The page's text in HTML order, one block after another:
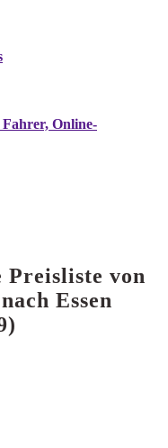
Online-
Preisliste von
Essen